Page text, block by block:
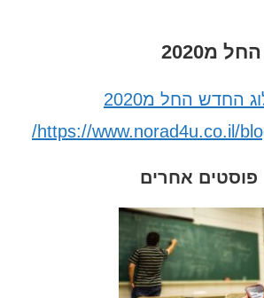
החל מ2020
https://
אחרים